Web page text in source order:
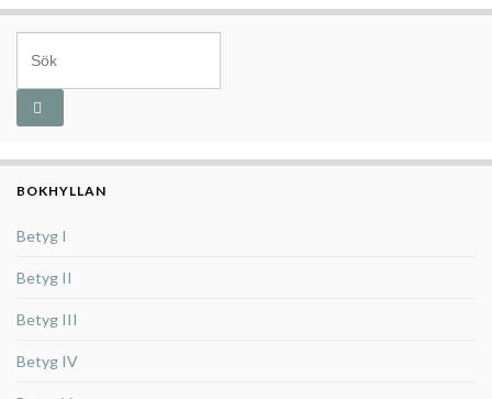
BOKHYLLAN
Betyg I
Betyg II
Betyg III
Betyg IV